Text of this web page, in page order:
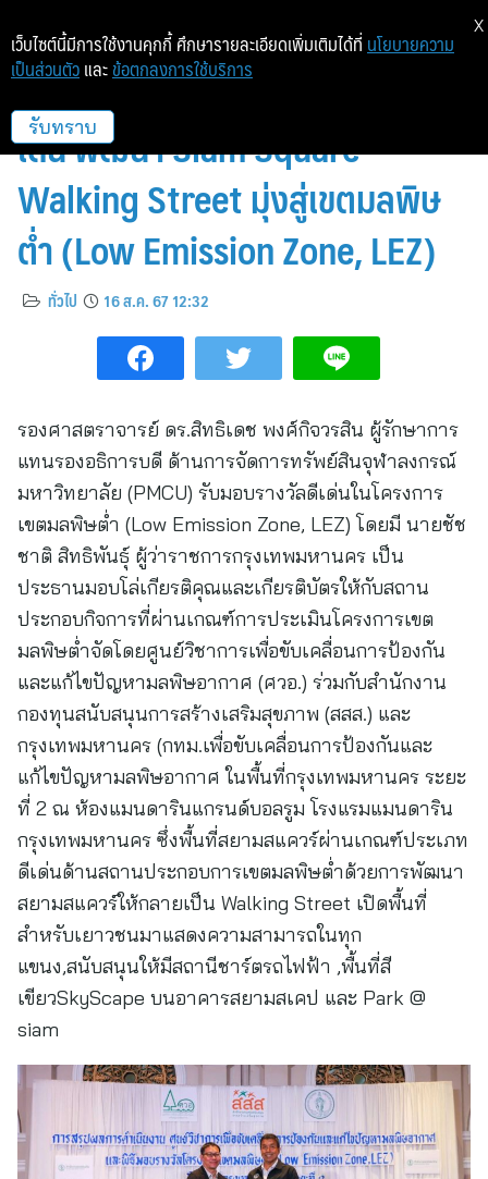
PMCU ได้รับรางวัลเขตมลพิษต่ำดี
เด่น พัฒนา Siam Square
Walking Street มุ่งสู่เขตมลพิษ
ต่ำ (Low Emission Zone, LEZ)
ทั่วไป 16 ส.ค. 67 12:32
รองศาสตราจารย์ ดร.สิทธิเดช พงศ์กิจวรสิน ผู้รักษาการ
แทนรองอธิการบดี ด้านการจัดการทรัพย์สินจุฬาลงกรณ์
มหาวิทยาลัย (PMCU) รับมอบรางวัลดีเด่นในโครงการ
เขตมลพิษต่ำ (Low Emission Zone, LEZ) โดยมี นายชัช
ชาติ สิทธิพันธุ์ ผู้ว่าราชการกรุงเทพมหานคร เป็น
ประธานมอบโล่เกียรติคุณและเกียรติบัตรให้กับสถาน
ประกอบกิจการที่ผ่านเกณฑ์การประเมินโครงการเขต
มลพิษต่ำจัดโดยศูนย์วิชาการเพื่อขับเคลื่อนการป้องกัน
และแก้ไขปัญหามลพิษอากาศ (ศวอ.) ร่วมกับสำนักงาน
กองทุนสนับสนุนการสร้างเสริมสุขภาพ (สสส.) และ
กรุงเทพมหานคร (กทม.เพื่อขับเคลื่อนการป้องกันและ
แก้ไขปัญหามลพิษอากาศ ในพื้นที่กรุงเทพมหานคร ระยะ
ที่ 2 ณ ห้องแมนดารินแกรนด์บอลรูม โรงแรมแมนดาริน
กรุงเทพมหานคร ซึ่งพื้นที่สยามสแควร์ผ่านเกณฑ์ประเภท
ดีเด่นด้านสถานประกอบการเขตมลพิษต่ำด้วยการพัฒนา
สยามสแควร์ให้กลายเป็น Walking Street เปิดพื้นที่
สำหรับเยาวชนมาแสดงความสามารถในทุก
แขนง,สนับสนุนให้มีสถานีชาร์ตรถไฟฟ้า ,พื้นที่สี
เขียวSkyScape บนอาคารสยามสเคป และ Park @
siam
เว็บไซต์นี้มีการใช้งานคุกกี้ ศึกษารายละเอียดเพิ่มเติมได้ที่ นโยบายความ
เป็นส่วนตัว และ ข้อตกลงการใช้บริการ
รับทราบ
X